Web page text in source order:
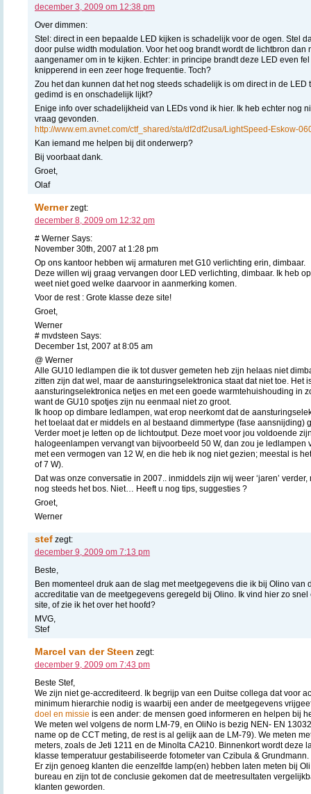
december 3, 2009 om 12:38 pm
Over dimmen:
Stel: direct in een bepaalde LED kijken is schadelijk voor de ogen. Stel
door pulse width modulation. Voor het oog brandt wordt de lichtbron dan
aangenamer om in te kijken. Echter: in principe brandt deze LED even
knipperend in een zeer hoge frequentie. Toch?
Zou het dan kunnen dat het nog steeds schadelijk is om direct in de LED
gedimd is en onschadelijk lijkt?
Enige info over schadelijkheid van LEDs vond ik hier. Ik heb echter nog
vraag gevonden.
http://www.em.avnet.com/ctf_shared/sta/df2df2usa/LightSpeed-Eskow-
Kan iemand me helpen bij dit onderwerp?
Bij voorbaat dank.
Groet,
Olaf
Wernerzegt:
december 8, 2009 om 12:32 pm
# Werner Says:
November 30th, 2007 at 1:28 pm
Op ons kantoor hebben wij armaturen met G10 verlichting erin, dimbaar.
Deze willen wij graag vervangen door LED verlichting, dimbaar. Ik heb
weet niet goed welke daarvoor in aanmerking komen.
Voor de rest : Grote klasse deze site!
Groet,
Werner
# mvdsteen Says:
December 1st, 2007 at 8:05 am
@ Werner
Alle GU10 ledlampen die ik tot dusver gemeten heb zijn helaas niet
zitten zijn dat wel, maar de aansturingselektronica staat dat niet toe. Het
aansturingselektronica netjes en met een goede warmtehuishouding in
want de GU10 spotjes zijn nu eenmaal niet zo groot.
Ik hoop op dimbare ledlampen, wat erop neerkomt dat de
het toelaat dat er middels en al bestaand dimmertype (fase aansnijding)
Verder moet je letten op de lichtoutput. Deze moet voor jou voldoende
halogeenlampen vervangt van bijvoorbeeld 50 W, dan zou je ledlampen
met een vermogen van 12 W, en die heb ik nog niet gezien; meestal is
of 7 W).
Dat was onze conversatie in 2007.. inmiddels zijn wij weer ‘jaren’
nog steeds het bos. Niet… Heeft u nog tips, suggesties ?
Groet,
Werner
stef zegt:
december 9, 2009 om 7:13 pm
Beste,
Ben momenteel druk aan de slag met meetgegevens die ik bij Olino van
accreditatie van de meetgegevens geregeld bij Olino. Ik vind hier zo
site, of zie ik het over het hoofd?
MVG,
Stef
Marcel van der Steen zegt:
december 9, 2009 om 7:43 pm
Beste Stef,
We zijn niet ge-accrediteerd. Ik begrijp van een Duitse collega dat voor
minimum hierarchie nodig is waarbij een ander de meetgegevens
doel en missie is een ander: de mensen goed informeren en helpen bij
We meten wel volgens de norm LM-79, en OliNo is bezig NEN- EN
name op de CCT meting, de rest is al gelijk aan de LM-79). We meten
meters, zoals de Jeti 1211 en de Minolta CA210. Binnenkort wordt deze
klasse temperatuur gestabiliseerde fotometer van Czibula & Grundmann.
Er zijn genoeg klanten die eenzelfde lamp(en) hebben laten meten bij
bureau en zijn tot de conclusie gekomen dat de meetresultaten
klanten geworden.